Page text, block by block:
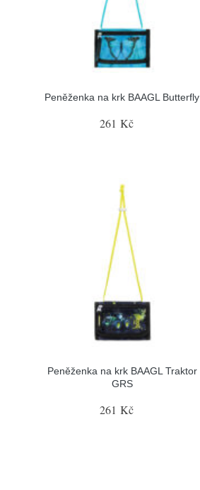
Peněženka na krk BAAGL Butterfly
261 Kč
Peněženka na krk BAAGL Traktor
GRS
261 Kč